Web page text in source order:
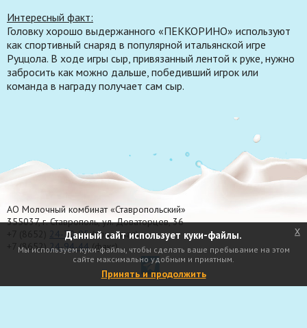
Интересный факт:
Головку хорошо выдержанного «ПEKKOPИНO» используют
как спортивный снаряд в популярной итальянской игре
Руццола. В ходе игры сыр, привязанный лентой к руке, нужно
забросить как можно дальше, победивший игрок или
команда в награду получает сам сыр.
АО Молочный комбинат «Ставропольский»
355037, г. Ставрополь, ул. Доваторцев, 36
24-70-95(приёмная)
+7 (8652) 24-94-44(факс)
Данный сайт использует куки-файлы.
Мы используем куки-файлы, чтобы сделать ваше пребывание на этом
сайте максимально удобным и приятным.
Принять и продолжить
x